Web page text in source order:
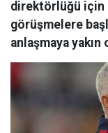
direktörlüğü
görüşmelere
anlaşmaya